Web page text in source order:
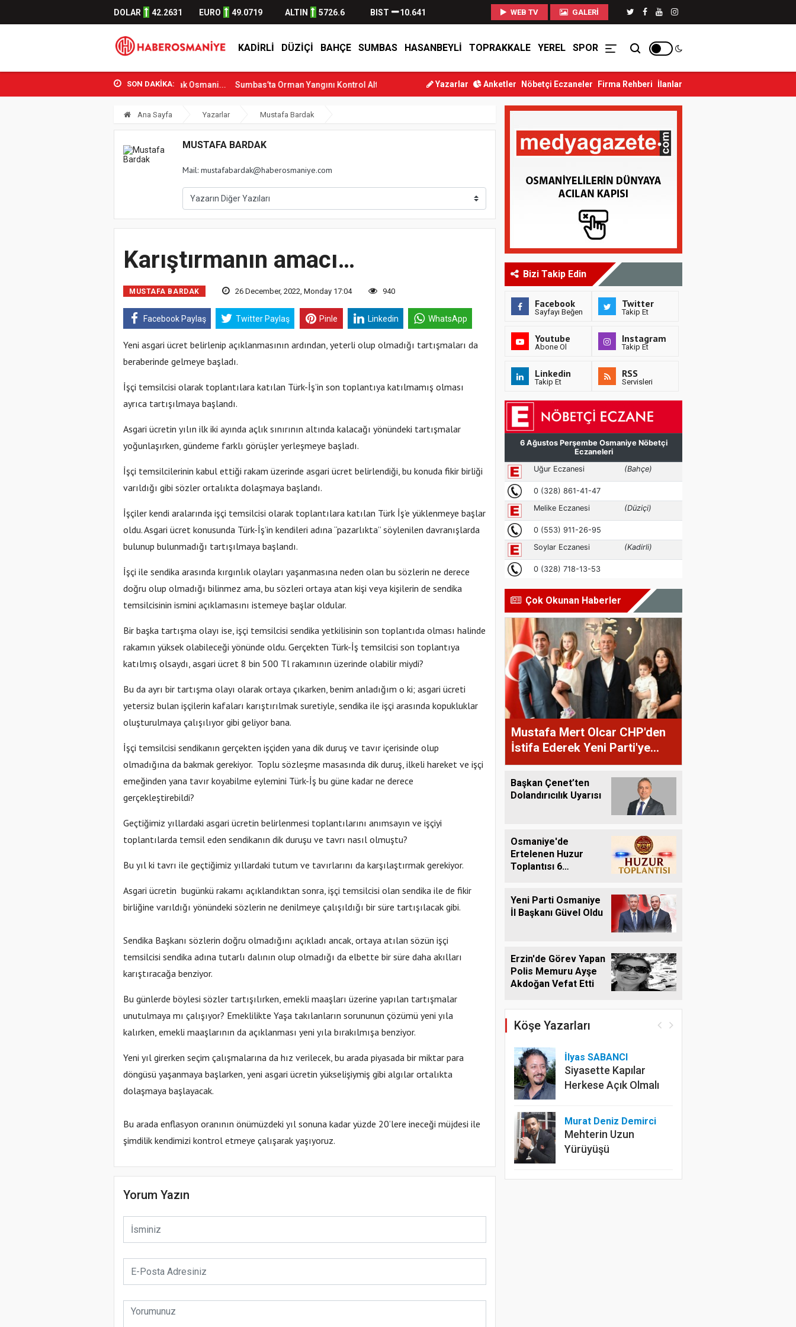
DOLAR 42.2631 EURO 49.0719 ALTIN 5726.6 BIST 10.641 WEB TV GALERI
KADIRLI DÜZIÇI BAHÇE SUMBAS HASANBEYLI TOPRAKKALE YEREL SPOR
SON DAKİKA:
Gençlik ve Spor Bakanı Osman Aşkın Bak Osmani... Sumbas’ta Orman Yangını Kontrol Altına Alındı Osmaniye’de Tren Çarpması: Genç Yaralandı Düziçi’nde Eski Koca Dehşeti: Önce Eski Eşini...
Yazarlar Anketler Nöbetçi Eczaneler Firma Rehberi İlanlar
Ana Sayfa Yazarlar Mustafa Bardak
MUSTAFA BARDAK
Mail: mustafabardak@haberosmaniye.com
Karıştırmanın amacı…
MUSTAFA BARDAK 26 December, 2022, Monday 17:04 940
Facebook Paylaş Twitter Paylaş Pinle Linkedin WhatsApp
Yeni asgari ücret belirlenip açıklanmasının ardından, yeterli olup olmadığı tartışmaları da
beraberinde gelmeye başladı.
İşçi temsilcisi olarak toplantılara katılan Türk-İş’in son toplantıya katılmamış olması
ayrıca tartışılmaya başlandı.
Asgari ücretin yılın ilk iki ayında açlık sınırının altında kalacağı yönündeki tartışmalar
yoğunlaşırken, gündeme farklı görüşler yerleşmeye başladı.
İşçi temsilcilerinin kabul ettiği rakam üzerinde asgari ücret belirlendiği, bu konuda fikir birliği
varıldığı gibi sözler ortalıkta dolaşmaya başlandı.
İşçiler kendi aralarında işçi temsilcisi olarak toplantılara katılan Türk İş’e yüklenmeye başlar
oldu. Asgari ücret konusunda Türk-İş’in kendileri adına “pazarlıkta” söylenilen davranışlarda
bulunup bulunmadığı tartışılmaya başlandı.
İşçi ile sendika arasında kırgınlık olayları yaşanmasına neden olan bu sözlerin ne derece
doğru olup olmadığı bilinmez ama, bu sözleri ortaya atan kişi veya kişilerin de sendika
temsilcisinin ismini açıklamasını istemeye başlar oldular.
Bir başka tartışma olayı ise, işçi temsilcisi sendika yetkilisinin son toplantıda olması halinde
rakamın yüksek olabileceği yönünde oldu. Gerçekten Türk-İş temsilcisi son toplantıya
katılmış olsaydı, asgari ücret 8 bin 500 Tl rakamının üzerinde olabilir miydi?
Bu da ayrı bir tartışma olayı olarak ortaya çıkarken, benim anladığım o ki; asgari ücreti
yetersiz bulan işçilerin kafaları karıştırılmak suretiyle, sendika ile işçi arasında kopukluklar
oluşturulmaya çalışılıyor gibi geliyor bana.
İşçi temsilcisi sendikanın gerçekten işçiden yana dik duruş ve tavır içerisinde olup
olmadığına da bakmak gerekiyor. Toplu sözleşme masasında dik duruş, ilkeli hareket ve işçi
emeğinden yana tavır koyabilme eylemini Türk-İş bu güne kadar ne derece
gerçekleştirebildi?
Geçtiğimiz yıllardaki asgari ücretin belirlenmesi toplantılarını anımsayın ve işçiyi
toplantılarda temsil eden sendikanın dik duruşu ve tavrı nasıl olmuştu?
Bu yıl ki tavrı ile geçtiğimiz yıllardaki tutum ve tavırlarını da karşılaştırmak gerekiyor.
Asgari ücretin bugünkü rakamı açıklandıktan sonra, işçi temsilcisi olan sendika ile de fikir
birliğine varıldığı yönündeki sözlerin ne denilmeye çalışıldığı bir süre tartışılacak gibi.
Sendika Başkanı sözlerin doğru olmadığını açıkladı ancak, ortaya atılan sözün işçi
temsilcisi sendika adına tutarlı dalının olup olmadığı da elbette bir süre daha akılları
karıştıracağa benziyor.
Bu günlerde böylesi sözler tartışılırken, emekli maaşları üzerine yapılan tartışmalar
unutulmaya mı çalışıyor? Emeklilikte Yaşa takılanların sorununun çözümü yeni yıla
kalırken, emekli maaşlarının da açıklanması yeni yıla bırakılmışa benziyor.
Yeni yıl girerken seçim çalışmalarına da hız verilecek, bu arada piyasada bir miktar para
döngüsü yaşanmaya başlarken, yeni asgari ücretin yükselişiymiş gibi algılar ortalıkta
dolaşmaya başlayacak.
Bu arada enflasyon oranının önümüzdeki yıl sonuna kadar yüzde 20’lere ineceği müjdesi ile
şimdilik kendimizi kontrol etmeye çalışarak yaşıyoruz.
Yorum Yazın
Bizi Takip Edin
Facebook
Sayfayı Beğen
Twitter
Takip Et
Youtube
Abone Ol
Instagram
Takip Et
Linkedin
Takip Et
RSS
Servisleri
Çok Okunan Haberler
Mustafa Mert Olcar CHP'den
İstifa Ederek Yeni Parti'ye
Geçti
Başkan Çenet’ten
Dolandırıcılık Uyarısı
Osmaniye'de
Ertelenen Huzur
Toplantısı 6
Yeni Parti Osmaniye
İl Başkanı Güvel Oldu
Erzin'de Görev Yapan
Polis Memuru Ayşe
Akdoğan Vefat Etti
Köşe Yazarları
İlyas SABANCI
Siyasette Kapılar
Herkese Açık Olmalı
Murat Deniz Demirci
Mehterin Uzun
Yürüyüşü